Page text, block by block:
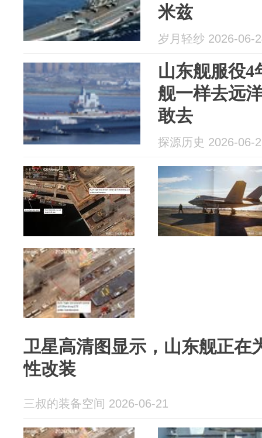
米兹
岁月轻纱 2026-06-
山东舰服役4
舰一样去远
敢去
探源历史 2026-06-
卫星高清图显示，山东舰正在
性改装
三叔的装备空间 2026-06-21